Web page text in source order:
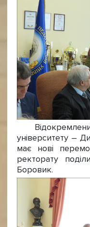
університету –
має нові
ректорату
Боровик.